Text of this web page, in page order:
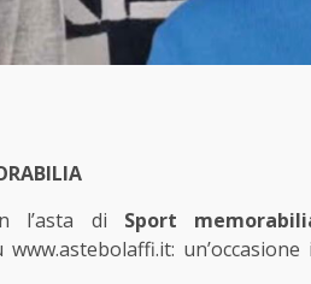
l’asta di Sport
www.astebolaffi.it: